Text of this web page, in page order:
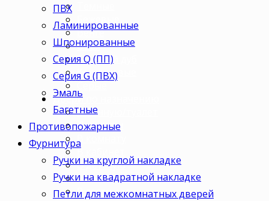
Венге
Орех
Беленый дуб
Коричневые
Серые
Двери по назначению
В ванную/туалет
Для кухни
В комнату
В кабинет
В детскую
В спальню
В гостиную
ПВХ
Ламинированные
Шпонированные
Серия Q (ПП)
Серия G (ПВХ)
Эмаль
Багетные
Противопожарные
Фурнитура
Ручки на круглой накладке
Ручки на квадратной накладке
Петли для межкомнатных дверей